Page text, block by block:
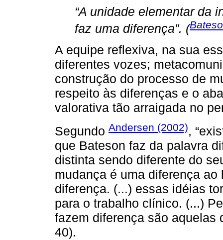
“A unidade elementar da
faz uma diferença”. (
A equipe reflexiva, na sua
diferentes vozes;
construção do processo de
respeito às diferenças e o
valorativa tão arraigada no
Segundo Andersen (2002),
que Bateson faz da palavra
distinta sendo diferente do
mudança é uma diferença
diferença. (...) essas idéias
para o trabalho clínico. (...)
fazem diferença são aquelas
40).